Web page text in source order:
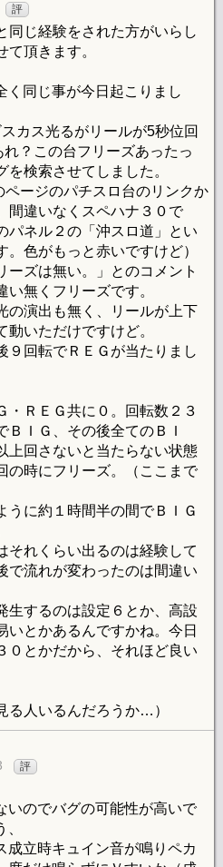
評
同じ経験をされた方がいらし
頂きます。
く同じ事が今日起こりまし
カス光るがリールが5秒位回
？この台フリーズあったっ
検索させてしました。
ージのパチスロ台のリンクか
間違いなくスペハナ３０で
パネル２の「沖スロ道」とい
。色がもっと赤いですけど）
ーズは無い。」とのコメント
い無くフリーズです。
の演出も無く、リールが上下
いただけですけど。
９回転でＲＥＧが当たりまし
・ＲＥＧ共に０。回転数２３
ＢＩＧ、その後全てのＢＩ
上回さないと当たらない状態
の時にフリーズ。（ここまで
うに約１時間半の間でＢＩＧ
それくらい出るのは経験して
で流れが変わったのは間違い
生するのは設定６とか、高設
いとかあるんですかね。今日
０とかだから、それほど良い
る人いるんだろうか…）
評
いのでバグの可能性が高いで
成立時キュイン音が鳴りペカ